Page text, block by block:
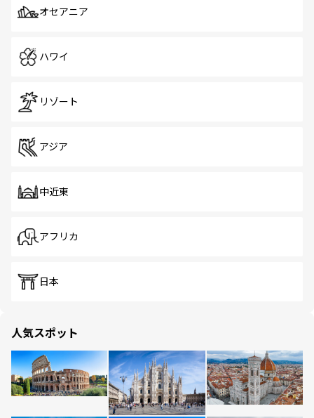
オセアニア
ハワイ
リゾート
アジア
中近東
アフリカ
日本
人気スポット